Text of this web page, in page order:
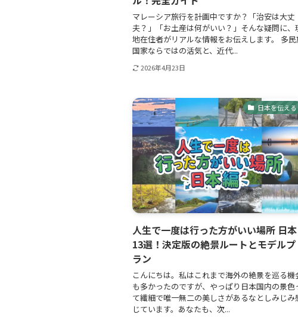
マレーシア旅行を計画中ですか？「治安は大丈
夫？」「お土産は何がいい？」そんな疑問に、
地在住者がリアルな情報をお伝えします。 多
国家ならではの活気と、近代...
2026年4月23日
日本を伝える
人生で一度は行った方がいい場所 日本
13選！決定版の絶景ルートとモデルプ
ラン
こんにちは。私はこれまで海外の絶景を巡る機
も多かったのですが、やっぱり日本国内の景色
て繊細で唯一無二の美しさがあるなとしみじみ
じています。あなたも、次...